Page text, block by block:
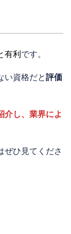
有利 です。
い資格だと評価
介し、業界によ
ぜひ見てくださ